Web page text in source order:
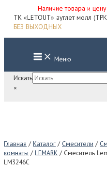
Наличие товара и
Перейти
ТК «LETOUT» аутлет молл
БЕЗ ВЫХОДНЫХ
Main
Menu Меню
Искать
×
Главная / Каталог / Смесители /
комнаты / LEMARK / Смеситель
LM3246C